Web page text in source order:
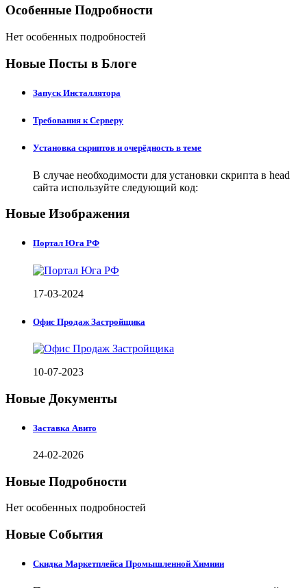
Особенные Подробности
Нет особенных подробностей
Новые Посты в Блоге
Запуск Инсталлятора
Требования к Серверу
Установка скриптов и очерёдность в теме
В случае необходимости для установки скрипта в head
сайта используйте следующий код:
Новые Изображения
Портал Юга РФ
17-03-2024
Офис Продаж Застройщика
10-07-2023
Новые Документы
Заставка Авито
24-02-2026
Новые Подробности
Нет особенных подробностей
Новые События
Скидка Маркетплейса Промышленной Химиии